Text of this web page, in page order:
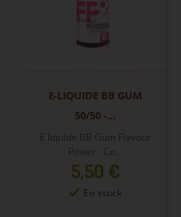
E-LIQUIDE BB GUM
50/50 -...
E liquide BB Gum Flavour
Power Ce...
Prix
5,50 €
En stock